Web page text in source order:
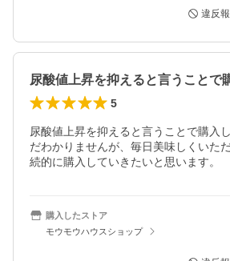
違反
5
尿酸値上昇を抑えると言うことで購入
だわかりませんが、毎日美味しくいた
続的に購入していきたいと思います。
購入したストア
モウモウハウスショップ